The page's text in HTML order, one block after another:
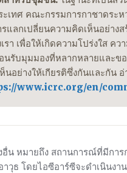
ะเทศ คณะกรรมการกาชาดระ
รแลกเปลี่ยนความคิดเห็นอย่าง
รา เพื่อให้เกิดความโปร่งใส ค
นรับมุมมองที่หลากหลายและข
นอย่างให้เกียรติซึ่งกันและกัน อ่
www.icrc.org/en/
น หมายถึง สถานการณ์ที่มีกา
าวุธ โดยไอซีอาร์ซีจะดำเนิน